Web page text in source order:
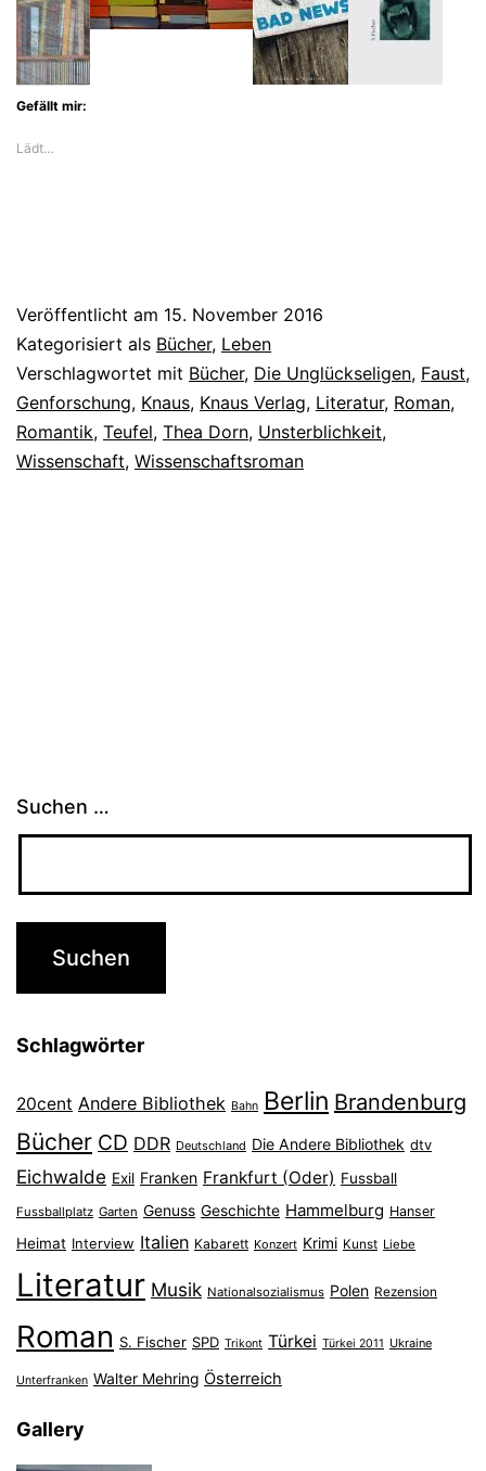
die
faustische
Unsterblichkeit
Gefällt mir:
Lädt…
Veröffentlicht am 15. November 2016
Kategorisiert als Bücher, Leben
Verschlagwortet mit Bücher, Die Unglückseligen, Faust,
Genforschung, Knaus, Knaus Verlag, Literatur, Roman,
Romantik, Teufel, Thea Dorn, Unsterblichkeit,
Wissenschaft, Wissenschaftsroman
Suchen …
Schlagwörter
20cent Andere Bibliothek Bahn Berlin Brandenburg
Bücher CD DDR Deutschland Die Andere Bibliothek dtv
Eichwalde Exil Franken Frankfurt (Oder) Fussball
Fussballplatz Garten Genuss Geschichte Hammelburg Hanser
Heimat Interview Italien Kabarett Konzert Krimi Kunst Liebe
Literatur Musik Nationalsozialismus Polen Rezension
Roman S. Fischer SPD Trikont Türkei Türkei 2011 Ukraine
Unterfranken Walter Mehring Österreich
Gallery